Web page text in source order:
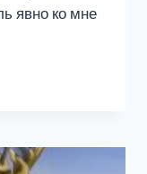
явно ко мне